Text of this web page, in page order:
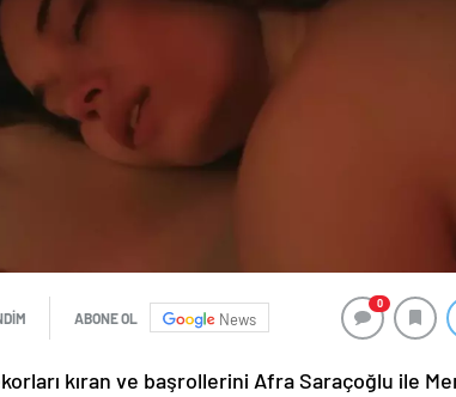
ABONE OL News
0
kıran ve başrollerini Afra Saraçoğlu ile